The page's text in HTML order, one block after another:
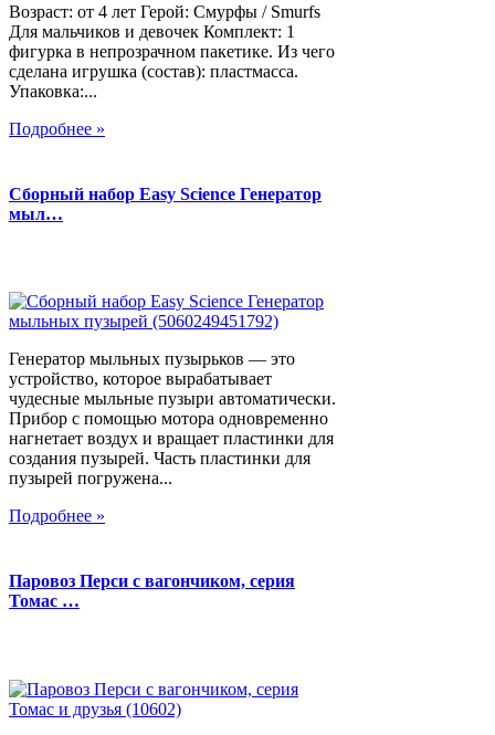
Возраст: от 4 лет Герой: Смурфы / Smurfs
Для мальчиков и девочек Комплект: 1
фигурка в непрозрачном пакетике. Из чего
сделана игрушка (состав): пластмасса.
Упаковка:...
Подробнее »
Сборный набор Easy Science Генератор
мыл…
Генератор мыльных пузырьков — это
устройство, которое вырабатывает
чудесные мыльные пузыри автоматически.
Прибор с помощью мотора одновременно
нагнетает воздух и вращает пластинки для
создания пузырей. Часть пластинки для
пузырей погружена...
Подробнее »
Паровоз Перси с вагончиком, серия
Томас …